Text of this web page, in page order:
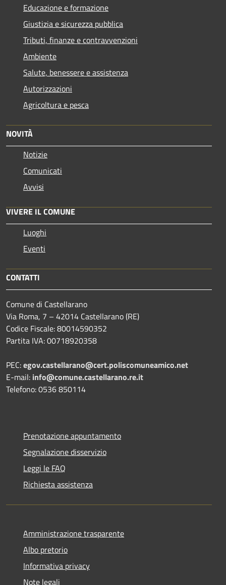
Educazione e formazione
Giustizia e sicurezza pubblica
Tributi, finanze e contravvenzioni
Ambiente
Salute, benessere e assistenza
Autorizzazioni
Agricoltura e pesca
NOVITÀ
Notizie
Comunicati
Avvisi
VIVERE IL COMUNE
Luoghi
Eventi
CONTATTI
Comune di Castellarano
Via Roma, 7 – 42014 Castellarano (RE)
Codice Fiscale: 80014590352
Partita IVA: 00718920358
PEC:egov.castellarano@cert.poliscomuneamico.net
E-mail: info@comune.castellarano.re.it
Telefono: 0536 850114
Prenotazione appuntamento
Segnalazione disservizio
Leggi le FAQ
Richiesta assistenza
Amministrazione trasparente
Albo pretorio
Informativa privacy
Note legali